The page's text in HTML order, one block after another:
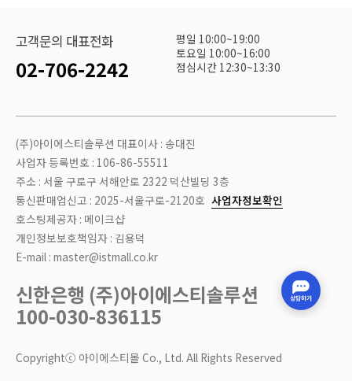
고객문의 대표전화
02-706-2242
평일 10:00~19:00
토요일 10:00~16:00
점심시간 12:30~13:30
(주)아이에스티솔루션 대표이사 : 송대진
사업자 등록번호 : 106-86-55511
주소 : 서울 구로구 서해안로 2322 덕산빌딩 3층
통신판매업신고 : 2025-서울구로-2120호 사업자정보확인
호스팅제공자 : 메이크샵
개인정보보호책임자 : 김용덕
E-mail : master@istmall.co.kr
신한은행 (주)아이에스티솔루션
100-030-836115
Copyrightⓒ 아이에스티몰 Co., Ltd. All Rights Reserved